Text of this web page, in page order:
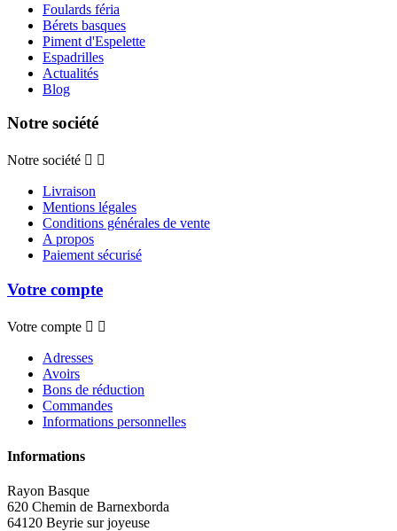
Foulards féria
Bérets basques
Piment d'Espelette
Espadrilles
Actualités
Blog
Notre société
Notre société  
Livraison
Mentions légales
Conditions générales de vente
A propos
Paiement sécurisé
Votre compte
Votre compte  
Adresses
Avoirs
Bons de réduction
Commandes
Informations personnelles
Informations
Rayon Basque
620 Chemin de Barnexborda
64120 Beyrie sur joyeuse